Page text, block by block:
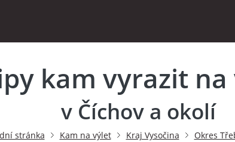
kam vyrazit
v Číchov a okolí
stránka Kam na výlet Kraj Vysočina Okres